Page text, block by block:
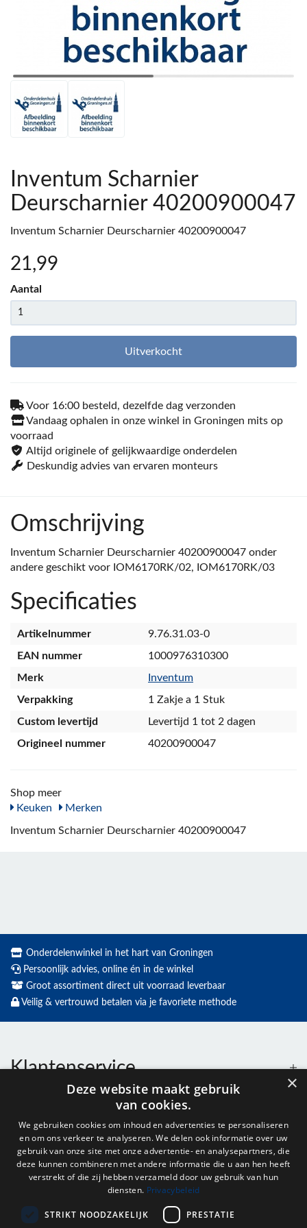
Inventum Scharnier
Deurscharnier 40200900047
Inventum Scharnier Deurscharnier 40200900047
21 ,99
Aantal
Uitverkocht
Voor 16:00 besteld, dezelfde dag verzonden
Vandaag ophalen in onze winkel in Groningen mits op
voorraad
Altijd originele of gelijkwaardige onderdelen
Deskundig advies van ervaren monteurs
Omschrijving
Inventum Scharnier Deurscharnier 40200900047 onder
andere geschikt voor IOM6170RK/02, IOM6170RK/03
Specificaties
Artikelnummer
9.76.31.03-0
EAN nummer
1000976310300
Merk
Inventum
Verpakking
1 Zakje a 1 Stuk
Custom levertijd
Levertijd 1 tot 2 dagen
Origineel nummer
40200900047
Shop meer
Keuken
Merken
Inventum Scharnier Deurscharnier 40200900047
Onderdelenwinkel in het hart van Groningen
Persoonlijk advies, online én in de winkel
Groot assortiment direct uit voorraad leverbaar
Veilig & vertrouwd betalen via je favoriete methode
Klantenservice
Openingstijden
Nieuwsbrief
×
Deze website maakt gebruik
van cookies.
We gebruiken cookies om inhoud en advertenties te personaliseren
en om ons verkeer te analyseren. We delen ook informatie over uw
gebruik van onze site met onze advertentie- en analysepartners, die
deze kunnen combineren met andere informatie die u aan hen heeft
verstrekt of die zij hebben verzameld door uw gebruik van hun
diensten. Privacybeleid
STRIKT NOODZAKELIJK PRESTATIE